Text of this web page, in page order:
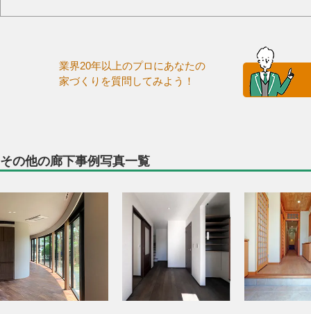
業界20年以上のプロにあなたの
家づくりを質問してみよう！
その他の廊下事例写真一覧